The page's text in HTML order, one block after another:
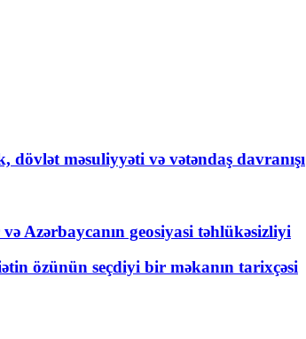
məsuliyyəti və vətəndaş davranışı
Azərbaycanın geosiyasi təhlükəsizliyi
özünün seçdiyi bir məkanın tarixçəsi